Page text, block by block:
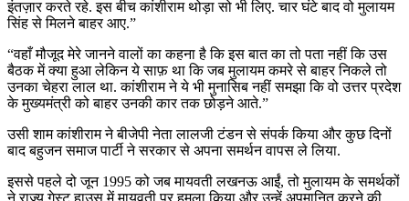
इंतज़ार करते रहे. इस बीच कांशीराम थोड़ा सो भी लिए. चार घंटे बाद वो मुलायम
सिंह से मिलने बाहर आए.”
“वहाँ मौजूद मेरे जानने वालों का कहना है कि इस बात का तो पता नहीं कि उस
बैठक में क्या हुआ लेकिन ये साफ़ था कि जब मुलायम कमरे से बाहर निकले तो
उनका चेहरा लाल था. कांशीराम ने ये भी मुनासिब नहीं समझा कि वो उत्तर प्रदेश
के मुख्यमंत्री को बाहर उनकी कार तक छोड़ने आते.”
उसी शाम कांशीराम ने बीजेपी नेता लालजी टंडन से संपर्क किया और कुछ दिनों
बाद बहुजन समाज पार्टी ने सरकार से अपना समर्थन वापस ले लिया.
इससे पहले दो जून 1995 को जब मायवती लखनऊ आईं, तो मुलायम के समर्थकों
ने राज्य गेस्ट हाउस में मायवती पर हमला किया और उन्हें अपमानित करने की